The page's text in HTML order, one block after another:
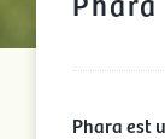
Phara est